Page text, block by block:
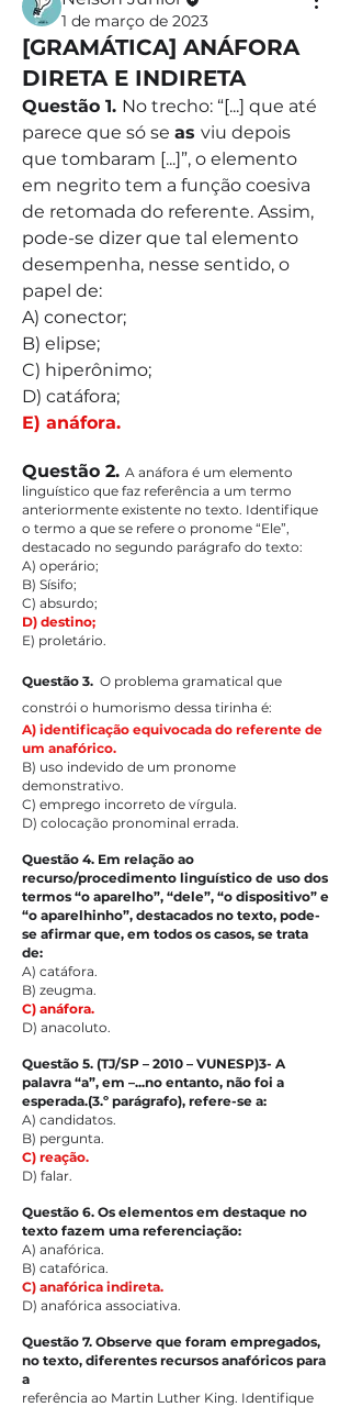
1 de março de 2023
[GRAMÁTICA] ANÁFORA
DIRETA E INDIRETA
Questão 1. No trecho: “[...] que até
parece que só se as viu depois
que tombaram [...]”, o elemento
em negrito tem a função coesiva
de retomada do referente. Assim,
pode-se dizer que tal elemento
desempenha, nesse sentido, o
papel de:
A) conector;
B) elipse;
C) hiperônimo;
D) catáfora;
E) anáfora.
Questão 2. A anáfora é um elemento
linguístico que faz referência a um termo
anteriormente existente no texto. Identifique
o termo a que se refere o pronome “Ele”,
destacado no segundo parágrafo do texto:
A) operário;
B) Sísifo;
C) absurdo;
D) destino;
E) proletário.
Questão 3. O problema gramatical que
constrói o humorismo dessa tirinha é:
A) identificação equivocada do referente de
um anafórico.
B) uso indevido de um pronome
demonstrativo.
C) emprego incorreto de vírgula.
D) colocação pronominal errada.
Questão 4. Em relação ao
recurso/procedimento linguístico de uso dos
termos “o aparelho”, “dele”, “o dispositivo” e
“o aparelhinho”, destacados no texto, pode-
se afirmar que, em todos os casos, se trata
de:
A) catáfora.
B) zeugma.
C) anáfora.
D) anacoluto.
Questão 5. (TJ/SP – 2010 – VUNESP)3- A
palavra “a”, em –...no entanto, não foi a
esperada.(3.º parágrafo), refere-se a:
A) candidatos.
B) pergunta.
C) reação.
D) falar.
Questão 6. Os elementos em destaque no
texto fazem uma referenciação:
A) anafórica.
B) catafórica.
C) anafórica indireta.
D) anafórica associativa.
Questão 7. Observe que foram empregados,
no texto, diferentes recursos anafóricos para
a
referência ao Martin Luther King. Identifique